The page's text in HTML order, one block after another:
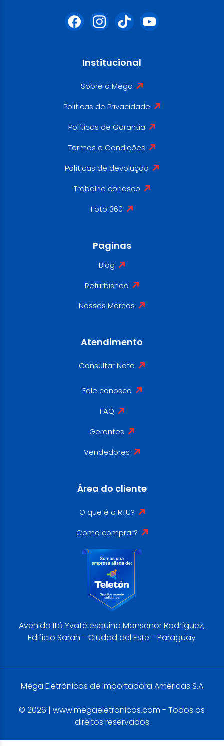
Institucional
Sobre a Mega
Politicas de Privacidade
Políticas de Garantia
Termos e Condições
Políticas de devolução
Trabalhe conosco
Foto 360
Paginas
Blog
Refurbished
Nossas Marcas
Atendimento
Consultar Nota
Fale conosco
FAQ
Gerentes
Vendedores
Área do cliente
O que é o RTU?
Como comprar?
Avenida Itá Yvaté esquina Monseñor Rodríguez,
Edificio Sarah - Ciudad del Este - Paraguay
Mega Eletrônicos de Importadora Américas S.A
© 2026 | www.megaeletronicos.com - Todos os
direitos reservados